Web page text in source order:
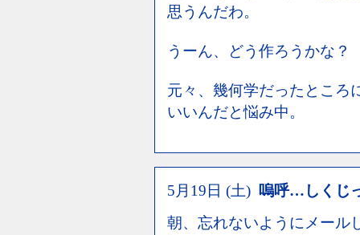
思うんだわ。
うーん、どう作ろうかな？
元々、幾何学だったところ
いいんだと悩み中。
5月19日 (土)
嗚呼…しくじ
朝、忘れないようにメール